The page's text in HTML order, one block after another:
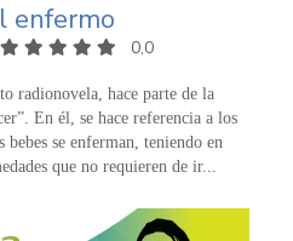
enfermo
0,0
radionovela, hace parte de la
En él, se hace referencia a los
bebes se enferman, teniendo en
que no requieren de ir...